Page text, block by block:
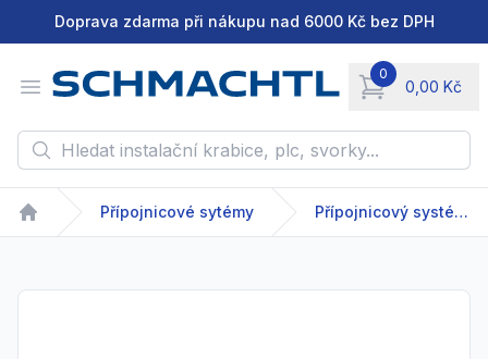
Doprava zdarma při nákupu nad 6000 Kč bez DPH
Open menu
0
0,00 Kč
items in cart,
Hledat instalační krabice, plc, svorky...
Home
Přípojnicové sytémy Přípojnicový systém - GDA/GDR - 63-2500 A